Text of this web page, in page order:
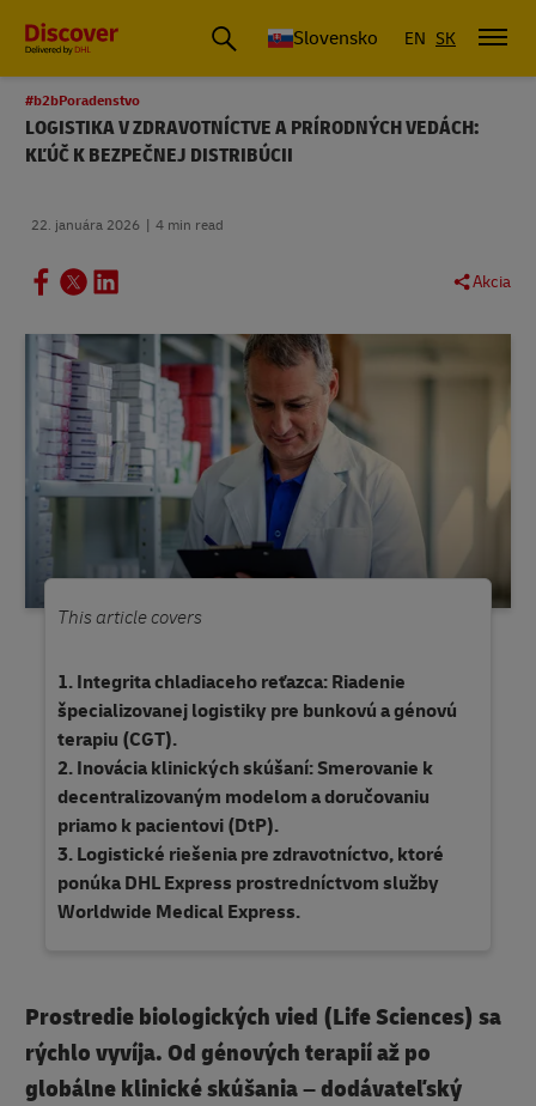
Slovensko EN SK
#b2bPoradenstvo
LOGISTIKA V ZDRAVOTNÍCTVE A PRÍRODNÝCH VEDÁCH:
KĽÚČ K BEZPEČNEJ DISTRIBÚCII
22. januára 2026 4 min read
Akcia
This article covers
Integrita chladiaceho reťazca: Riadenie
špecializovanej logistiky pre bunkovú a génovú
terapiu (CGT).
Inovácia klinických skúšaní: Smerovanie k
decentralizovaným modelom a doručovaniu
priamo k pacientovi (DtP).
Logistické riešenia pre zdravotníctvo, ktoré
ponúka DHL Express prostredníctvom služby
Worldwide Medical Express.
Prostredie biologických vied (Life Sciences) sa
rýchlo vyvíja. Od génových terapií až po
globálne klinické skúšania – dodávateľský